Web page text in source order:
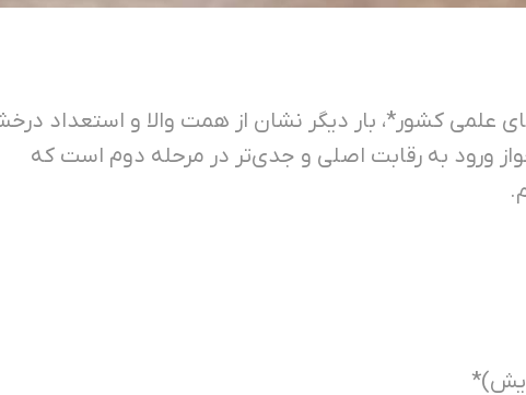
علمی کشور*، بار دیگر نشان از همت والا و استعداد
ورود به رقابت اصلی و جدی‌تر در مرحله دوم است که